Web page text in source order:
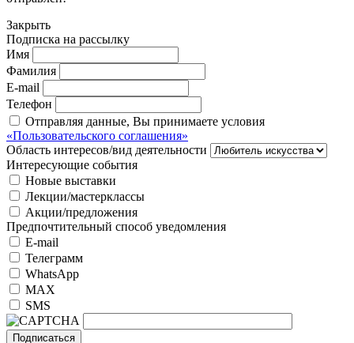
Закрыть
Подписка на рассылку
Имя
Фамилия
E-mail
Телефон
Отправляя данные, Вы принимаете условия
«Пользовательского соглашения»
Область интересов/вид деятельности
Интересующие события
Новые выставки
Лекции/мастерклассы
Акции/предложения
Предпочтительный способ уведомления
E-mail
Телеграмм
WhatsApp
MAX
SMS
Подписаться